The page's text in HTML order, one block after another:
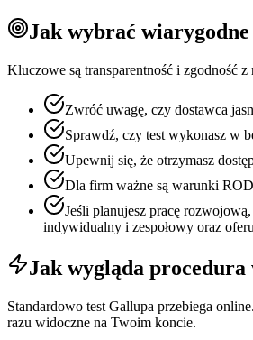
Jak wybrać
Kluczowe są transparentność i zgodność
Zwróć uwagę, czy dostawca
Sprawdź, czy test wykonasz w
Upewnij się, że otrzymasz
Dla firm ważne są warunki
Jeśli planujesz pracę
indywidualny i zespołowy oraz
Jak wygląda
Standardowo test Gallupa przebiega
razu widoczne na Twoim koncie.